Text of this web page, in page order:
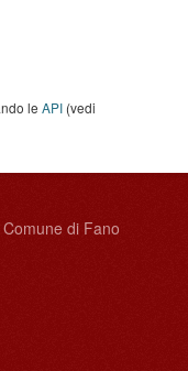
le API (vedi
di Fano